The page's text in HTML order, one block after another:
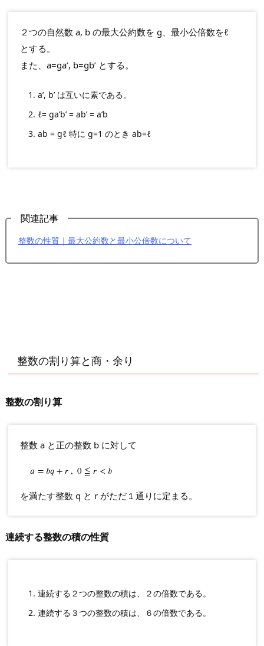
1.
4.
数
数、
お
す
２つの自然数 a, b の最大公約数を g、最小公倍数をℓ
とする。
また、a=ga’, b=gb’ とする。
a’, b’ は互いに素である。
ℓ= ga’b’ = ab’ = a’b
ab = gℓ 特に g=1 のとき ab=ℓ
関連記事
整数の性質｜最大公約数と最小公倍数について
整数の割り算と商・余り
整数の割り算
整数 a と正の整数 b に対して
𝑎 = 𝑏𝑞 + 𝑟 , 0 ≦ 𝑟 < 𝑏
a= bq +r , 0≦ r< b
を満たす整数 q と r がただ１通りに定まる。
連続する整数の積の性質
連続する２つの整数の積は、２の倍数である。
連続する３つの整数の積は、６の倍数である。